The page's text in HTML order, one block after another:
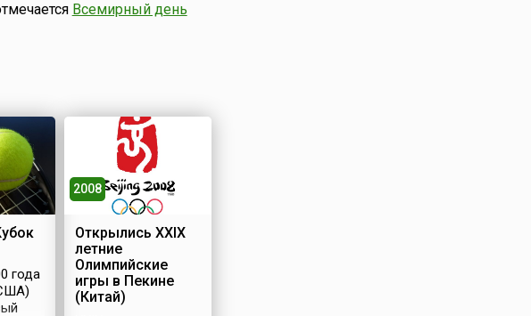
Всемирный день
года
2008
Открылись XXIX
летние
Олимпийские
игры в Пекине
(Китай)